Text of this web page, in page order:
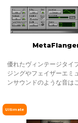
インストゥルメ
ギター／ベース
メーター
サラウンド
ヘッドフォンミ
ライブソリューシ
チャンネルストリ
優れたヴィンテージタイ
ジングやフェイザーエミ
ンサウンドのような音は
未来形です。穏やかなコ
ュアルデ
Ultimate